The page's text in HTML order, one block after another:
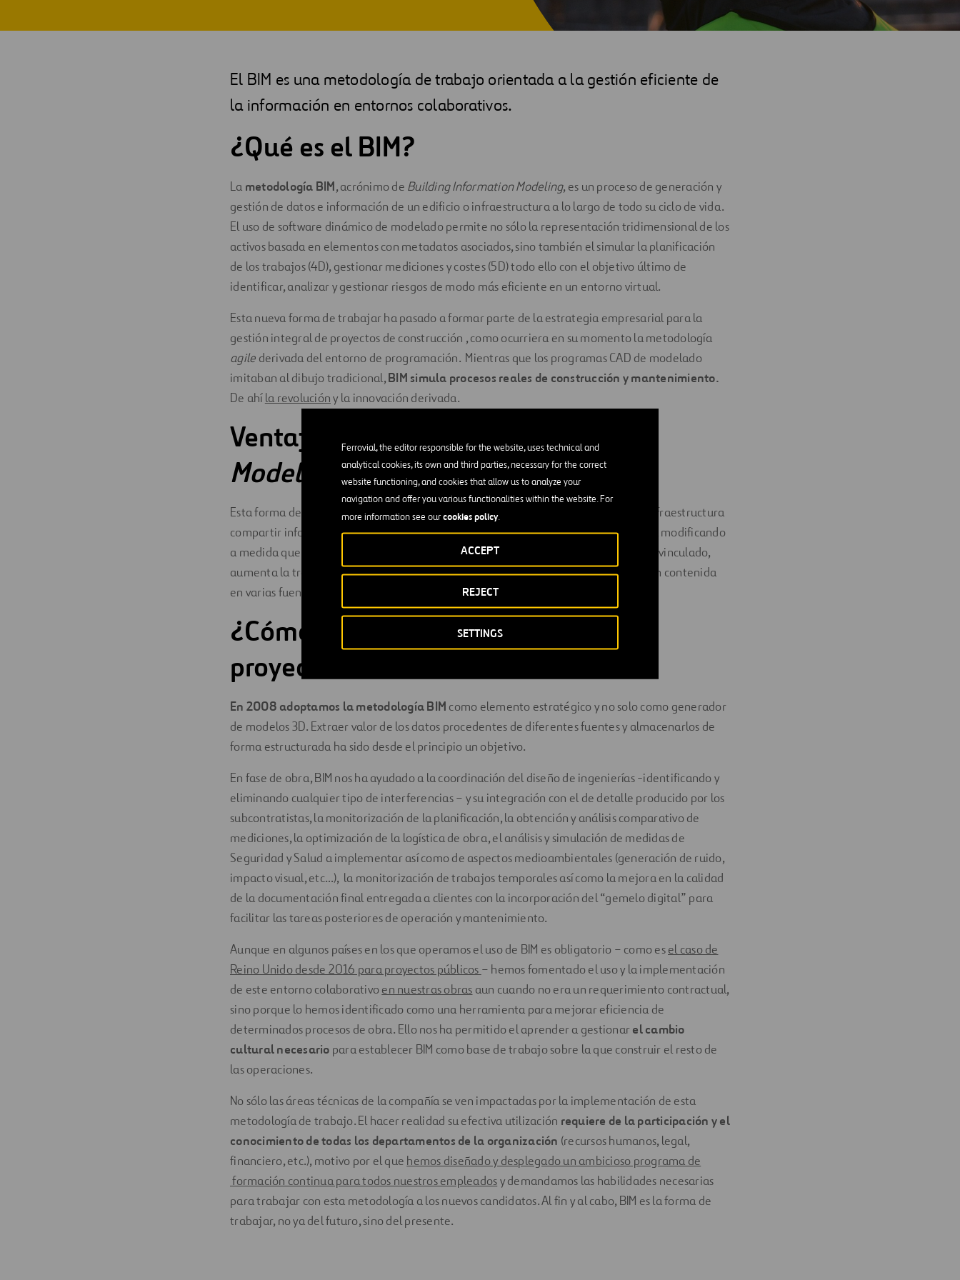
Ferrovial, the editor responsible for the website, uses technical and
analytical cookies, its own and third parties, necessary for the correct
website functioning, and cookies that allow us to analyze your
navigation and offer you various functionalities within the website. For
more information see ourcookies policy.
SETTINGS
REJECT
ACCEPT
Ingeniería
El BIM es una metodología de trabajo orientada a la gestión eficiente de
la información en entornos colaborativos.
¿Qué es el BIM?
La metodología BIM, acrónimo de Building Information Modeling, es un proceso de generación y
gestión de datos e información de un edificio o infraestructura a lo largo de todo su ciclo de vida.
El uso de software dinámico de modelado permite no sólo la representación tridimensional de los
activos basada en elementos con metadatos asociados, sino también el simular la planificación
de los trabajos (4D), gestionar mediciones y costes (5D) todo ello con el objetivo último de
identificar, analizar y gestionar riesgos de modo más eficiente en un entorno virtual.
Esta nueva forma de trabajar ha pasado a formar parte de la estrategia empresarial para la
gestión integral de proyectos de construcción , como ocurriera en su momento la metodología
agile derivada del entorno de programación. Mientras que los programas CAD de modelado
imitaban al dibujo tradicional,BIM simula procesos reales de construcción y mantenimiento.
De ahíla revolucióny la innovación derivada.
Ventajas delBuilding Information
Modeling
Esta forma de trabajo permite al proyectista, al constructor y al operador de una infraestructura
compartir información a lo largo de la vida del proyecto, ofrece la posibilidad de irla modificando
a medida que aparecen variaciones o surgen cambios. De esta forma, estando todo vinculado,
aumenta la trazabilidad de cada elemento y se elimina la duplicidad de información contenida
en varias fuentes.
¿Cómo usamos el BIM en nuestros
proyectos?
En 2008 adoptamos la metodología BIM como elemento estratégico y no solo como generador
de modelos 3D. Extraer valor de los datos procedentes de diferentes fuentes y almacenarlos de
forma estructurada ha sido desde el principio un objetivo.
En fase de obra, BIM nos ha ayudado a la coordinación del diseño de ingenierías -identificando y
eliminando cualquier tipo de interferencias – y su integración con el de detalle producido por los
subcontratistas, la monitorización de la planificación, la obtención y análisis comparativo de
mediciones, la optimización de la logística de obra, el análisis y simulación de medidas de
Seguridad y Salud a implementar así como de aspectos medioambientales (generación de ruido,
impacto visual, etc…), la monitorización de trabajos temporales así como la mejora en la calidad
de la documentación final entregada a clientes con la incorporación del “gemelo digital” para
facilitar las tareas posteriores de operación y mantenimiento.
Aunque en algunos países en los que operamos el uso de BIM es obligatorio – como esel caso de
Reino Unido desde 2016 para proyectos públicos – hemos fomentado el uso y la implementación
de este entorno colaborativoen nuestras obras aun cuando no era un requerimiento contractual,
sino porque lo hemos identificado como una herramienta para mejorar eficiencia de
determinados procesos de obra. Ello nos ha permitido el aprender a gestionarel cambio
cultural necesario para establecer BIM como base de trabajo sobre la que construir el resto de
las operaciones.
No sólo las áreas técnicas de la compañía se ven impactadas por la implementación de esta
metodología de trabajo. El hacer realidad su efectiva utilización requiere de la participación y el
conocimiento de todas los departamentos de la organización (recursos humanos, legal,
financiero, etc.), motivo por el que hemos diseñado y desplegado un ambicioso programa de
formación continua para todos nuestros empleadosy demandamos las habilidades necesarias
para trabajar con esta metodología a los nuevos candidatos. Al fin y al cabo, BIM es la forma de
trabajar, no ya del futuro, sino del presente.